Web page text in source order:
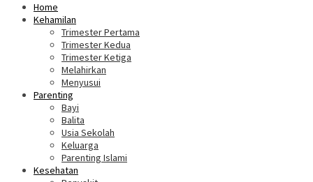
Home
Kehamilan
Trimester Pertama
Trimester Kedua
Trimester Ketiga
Melahirkan
Menyusui
Parenting
Bayi
Balita
Usia Sekolah
Keluarga
Parenting Islami
Kesehatan